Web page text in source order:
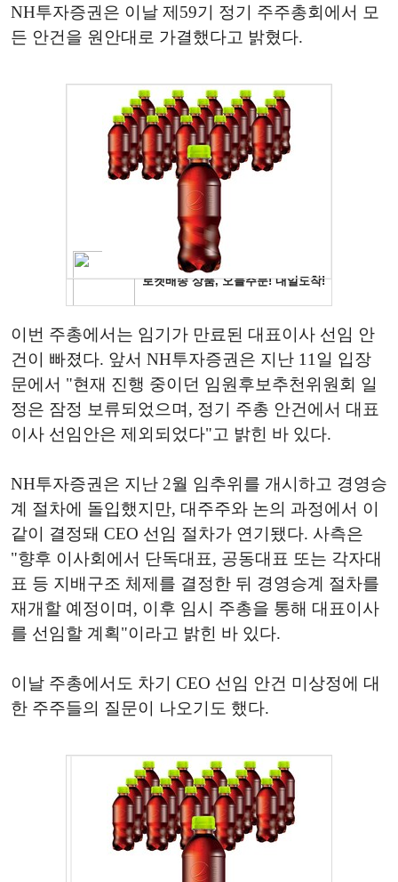
NH투자증권은 이날 제59기 정기 주주총회에서 모
든 안건을 원안대로 가결했다고 밝혔다.
이번 주총에서는 임기가 만료된 대표이사 선임 안
건이 빠졌다. 앞서 NH투자증권은 지난 11일 입장
문에서 "현재 진행 중이던 임원후보추천위원회 일
정은 잠정 보류되었으며, 정기 주총 안건에서 대표
이사 선임안은 제외되었다"고 밝힌 바 있다.
NH투자증권은 지난 2월 임추위를 개시하고 경영승
계 절차에 돌입했지만, 대주주와 논의 과정에서 이
같이 결정돼 CEO 선임 절차가 연기됐다. 사측은
"향후 이사회에서 단독대표, 공동대표 또는 각자대
표 등 지배구조 체제를 결정한 뒤 경영승계 절차를
재개할 예정이며, 이후 임시 주총을 통해 대표이사
를 선임할 계획"이라고 밝힌 바 있다.
이날 주총에서도 차기 CEO 선임 안건 미상정에 대
한 주주들의 질문이 나오기도 했다.